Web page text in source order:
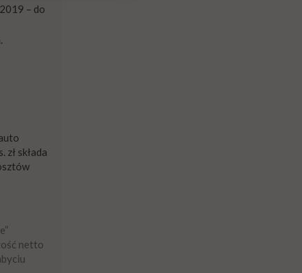
– do
składa
netto